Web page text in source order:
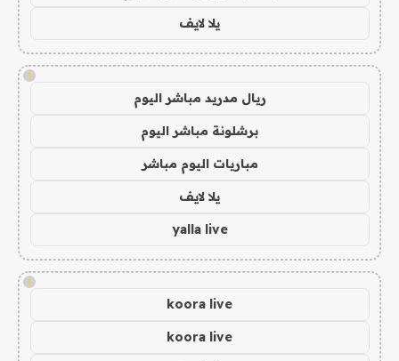
يلا لايف
!
ريال مدريد مباشر اليوم
برشلونة مباشر اليوم
مباريات اليوم مباشر
يلا لايف
yalla live
!
koora live
koora live